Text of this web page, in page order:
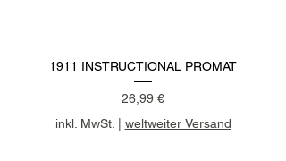
1911 INSTRUCTIONAL PROMAT
Preis
26,99 €
inkl. MwSt.| weltweiter Versand